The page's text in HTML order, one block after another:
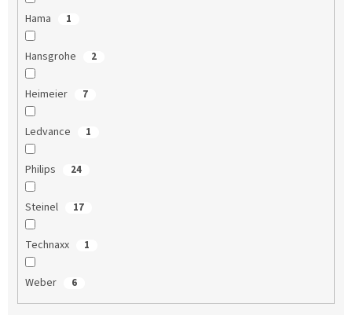
Hama 1
Hansgrohe 2
Heimeier 7
Ledvance 1
Philips 24
Steinel 17
Technaxx 1
Weber 6